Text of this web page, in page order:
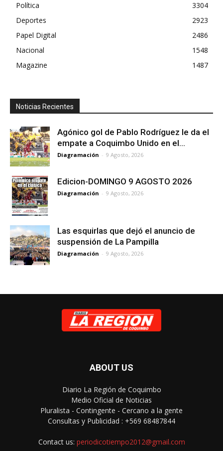
Política
3304
Deportes
2923
Papel Digital
2486
Nacional
1548
Magazine
1487
Noticias Recientes
Agónico gol de Pablo Rodríguez le da el
empate a Coquimbo Unido en el...
Diagramación - 9 Agosto, 2026
Edicion-DOMINGO 9 AGOSTO 2026
Diagramación - 9 Agosto, 2026
Las esquirlas que dejó el anuncio de
suspensión de La Pampilla
Diagramación - 9 Agosto, 2026
ABOUT US
Diario La Región de Coquimbo
Medio Oficial de Noticias
Pluralista - Contingente - Cercano a la gente
Consultas y Publicidad : +569 68487844
Contact us: periodicotiempo2012@gmail.com